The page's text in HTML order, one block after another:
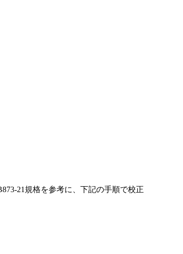
21規格を参考に、下記の手順で校正